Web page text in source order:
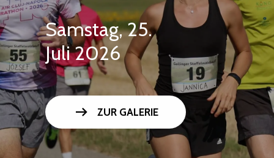
Samstag, 25.
Juli 2026
arrow_right_alt ZUR GALERIE